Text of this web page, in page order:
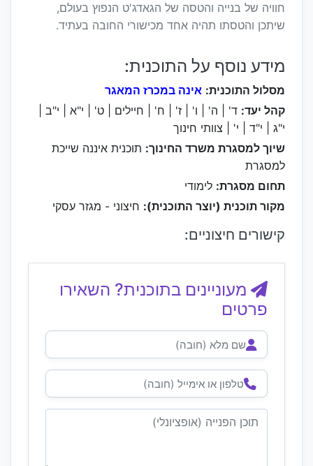
חוויה של בנייה והטסה של הגאדג'ט הנפוץ בעולם,
שיתכן והטסתו תהיה אחד מכישורי החובה בעתיד.
מידע נוסף על התוכנית:
מסלול התוכנית: אינה במכרז המאגר
קהל יעד: ד' | ה' | ו' | ז' | ח' | חיילים | ט' | י"א | י"ב |
י"ג | י"ד | י' | צוותי חינוך
שיוך למסגרת משרד החינוך: תוכנית איננה שייכת
למסגרת
תחום מסגרת: לימודי
מקור תוכנית (יוצר התוכנית): חיצוני - מגזר עסקי
קישורים חיצוניים:
מעוניינים בתוכנית? השאירו
פרטים